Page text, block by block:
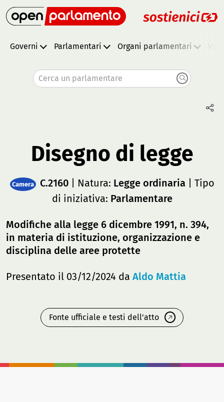
Governi Parlamentari Organi parlamentari
Cerca un parlamentare
Disegno di legge
Camera C.2160| Natura: Legge ordinaria | Tipo
di iniziativa: Parlamentare
Modifiche alla legge 6 dicembre 1991, n. 394,
in materia di istituzione, organizzazione e
disciplina delle aree protette
Presentato il 03/12/2024 da Aldo Mattia
Fonte ufficiale e testi dell'atto